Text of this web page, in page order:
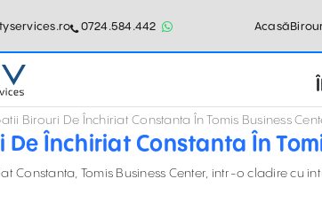
0724.584.442 Acasă
Birouri De Închiriat Constanta În Tomis Business
De Închiriat Constanta În
Constanta, Tomis Business Center, intr-o cladire cu